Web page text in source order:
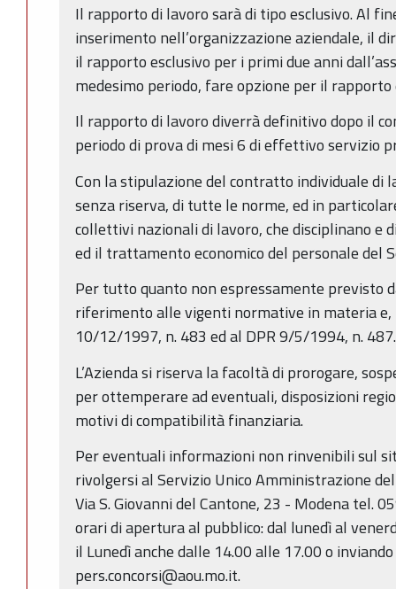
Il rapporto di lavoro sarà di tipo esclusivo. Al
inserimento nell’organizzazione aziendale, il
il rapporto esclusivo per i primi due anni
medesimo periodo, fare opzione per il rapporto
Il rapporto di lavoro diverrà definitivo dopo il
periodo di prova di mesi 6 di effettivo servizio
Con la stipulazione del contratto individuale di
senza riserva, di tutte le norme, ed in
collettivi nazionali di lavoro, che disciplinano e
ed il trattamento economico del personale del
Per tutto quanto non espressamente previsto
riferimento alle vigenti normative in materia e,
10/12/1997, n. 483 ed al DPR 9/5/1994, n.
L’Azienda si riserva la facoltà di prorogare,
per ottemperare ad eventuali, disposizioni
motivi di compatibilità finanziaria.
Per eventuali informazioni non rinvenibili sul
rivolgersi al Servizio Unico Amministrazione
Via S. Giovanni del Cantone, 23 - Modena tel.
orari di apertura al pubblico: dal lunedì al
il Lunedì anche dalle 14.00 alle 17.00 o
pers.concorsi@aou.mo.it.